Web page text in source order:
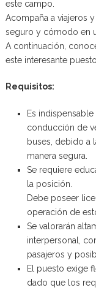
este campo.
Acompaña a viajeros
seguro y cómodo en
A continuación,
este interesante puesto.
Requisitos:
Es
conducción de
buses, debido a
manera segura.
Se requiere
la posición.
Debe poseer
operación de
Se valorarán
interpersonal,
pasajeros y
El puesto exige
dado que los